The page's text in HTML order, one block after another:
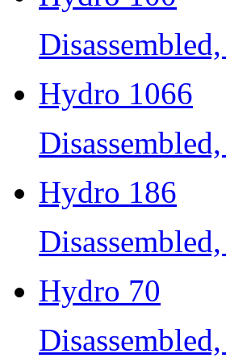
Hydro 1066
Hydro 186
Hydro 70